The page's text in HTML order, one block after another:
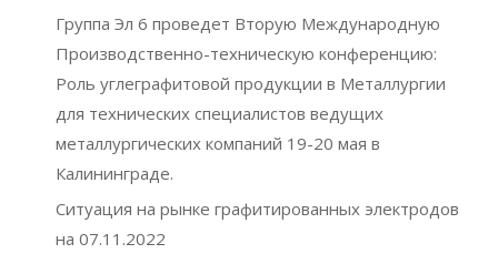
Группа Эл 6 проведет Вторую Международную
Производственно-техническую конференцию:
Роль углеграфитовой продукции в Металлургии
для технических специалистов ведущих
металлургических компаний 19-20 мая в
Калининграде.
Ситуация на рынке графитированных электродов
на 07.11.2022